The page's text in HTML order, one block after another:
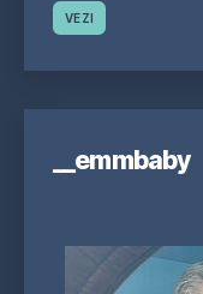
VEZI
__emmbaby